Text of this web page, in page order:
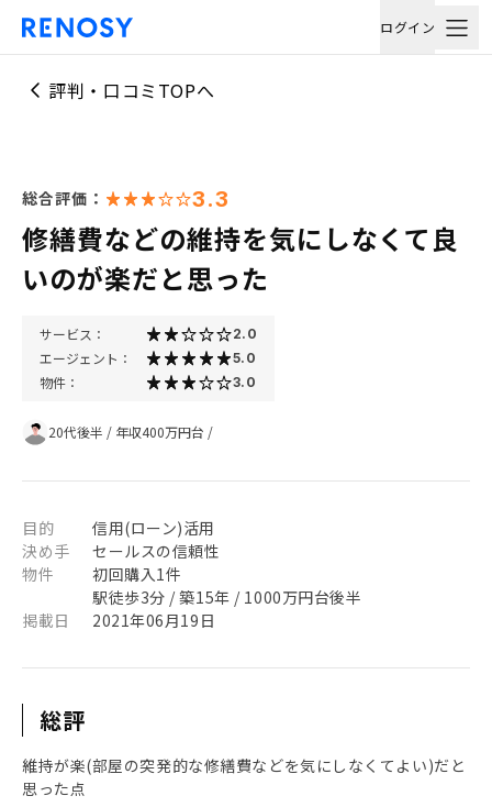
ログイン
評判・口コミTOPへ
総合評価： 3.3
修繕費などの維持を気にしなくて良
いのが楽だと思った
サービス： 2.0
エージェント： 5.0
物件： 3.0
20代後半 / 年収400万円台 /
目的
信用(ローン)活用
決め手
セールスの信頼性
物件
初回購入1件
駅徒歩3分 / 築15年 / 1000万円台後半
掲載日
2021年06月19日
総評
維持が楽(部屋の突発的な修繕費などを気にしなくてよい)だと
思った点